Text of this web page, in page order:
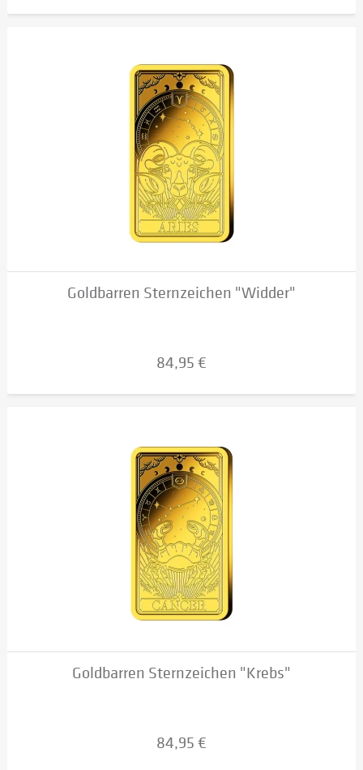
Goldbarren Sternzeichen "Widder"
84,95 €
Goldbarren Sternzeichen "Krebs"
84,95 €